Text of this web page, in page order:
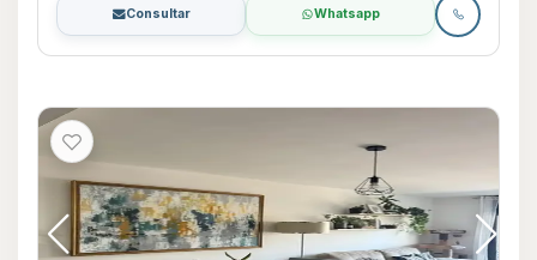
Consultar Whatsapp